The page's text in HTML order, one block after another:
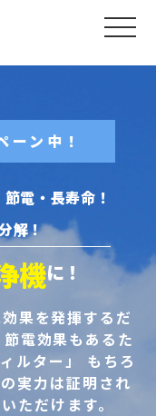
ーン中！
電・長寿命！
解！
機に！
果を発揮するだ
節電効果もあるた
ルター」
もちろ
実力は証明され
ただけます。